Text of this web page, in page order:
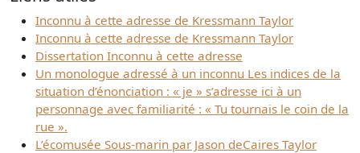
Inconnu à cette adresse de Kressmann Taylor
Inconnu à cette adresse de Kressmann Taylor
Dissertation Inconnu à cette adresse
Un monologue adressé à un inconnu Les indices de la
situation d’énonciation : « je » s’adresse ici à un
personnage avec familiarité : « Tu tournais le coin de la
rue ».
L’écomusée Sous-marin par Jason deCaires Taylor